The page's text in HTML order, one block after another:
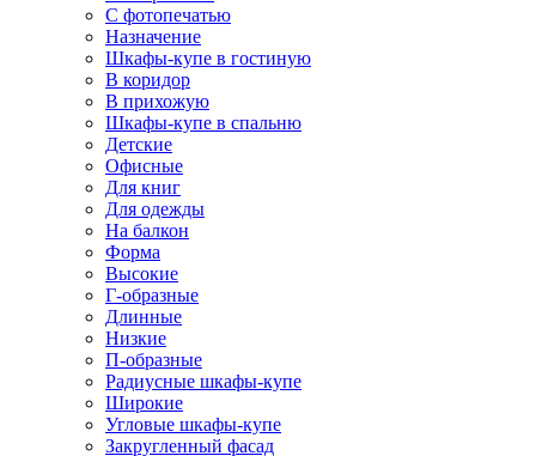
С фотопечатью
Назначение
Шкафы-купе в гостиную
В коридор
В прихожую
Шкафы-купе в спальню
Детские
Офисные
Для книг
Для одежды
На балкон
Форма
Высокие
Г-образные
Длинные
Низкие
П-образные
Радиусные шкафы-купе
Широкие
Угловые шкафы-купе
Закругленный фасад